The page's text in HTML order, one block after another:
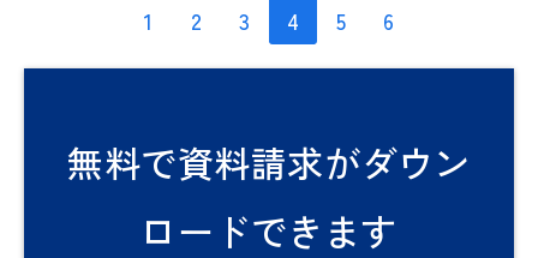
1 2 3 4 5 6
無料で資料請求がダウン
ロードできます